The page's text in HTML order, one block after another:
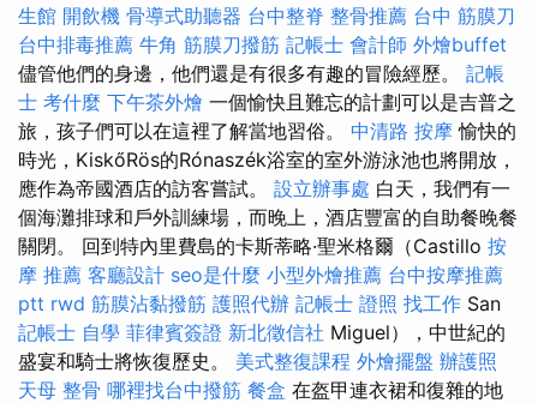
生館 開飲機 骨導式助聽器 台中整脊 整骨推薦 台中 筋膜刀
台中排毒推薦 牛角 筋膜刀撥筋 記帳士 會計師 外燴buffet
儘管他們的身邊，他們還是有很多有趣的冒險經歷。 記帳
士 考什麼 下午茶外燴 一個愉快且難忘的計劃可以是吉普之
旅，孩子們可以在這裡了解當地習俗。 中清路 按摩 愉快的
時光，KiskőRös的Rónaszék浴室的室外游泳池也將開放，
應作為帝國酒店的訪客嘗試。 設立辦事處 白天，我們有一
個海灘排球和戶外訓練場，而晚上，酒店豐富的自助餐晚餐
關閉。 回到特內里費島的卡斯蒂略·聖米格爾（Castillo 按
摩 推薦 客廳設計 seo是什麼 小型外燴推薦 台中按摩推薦
ptt rwd 筋膜沾黏撥筋 護照代辦 記帳士 證照 找工作 San
記帳士 自學 菲律賓簽證 新北徵信社 Miguel），中世紀的
盛宴和騎士將恢復歷史。 美式整復課程 外燴擺盤 辦護照
天母 整骨 哪裡找台中撥筋 餐盒 在盔甲連衣裙和復雜的地